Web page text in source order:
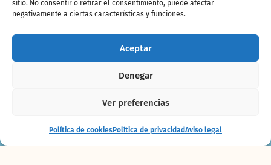
sitio. No consentir o retirar el consentimiento, puede afectar
negativamente a ciertas características y funciones.
Aceptar
Denegar
Ver preferencias
Política de cookiesPolítica de privacidadAviso legal